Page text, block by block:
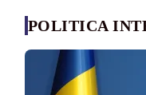
POLITICA